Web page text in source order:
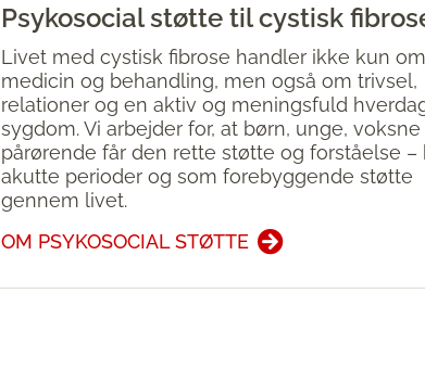
Psykosocial støtte til cystisk
Livet med cystisk fibrose handler ikke kun om
medicin og behandling, men også om trivsel,
relationer og en aktiv og meningsfuld
sygdom. Vi arbejder for, at børn, unge, voksne
pårørende får den rette støtte og forståelse –
akutte perioder og som forebyggende støtte
gennem livet.
OM PSYKOSOCIAL STØTTE